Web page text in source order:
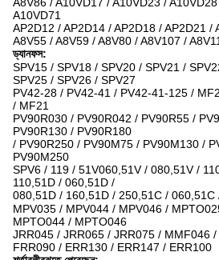
A10VD71
AP2D12 / AP2D14 / AP2D18 / AP2D21 /
A8V55 / A8V59 / A8V80 / A8V107 /
ড্যানফস:
SPV15 / SPV18 / SPV20 / SPV21 /
SPV25 / SPV26 / SPV27
PV42-28 / PV42-41 / PV42-41-125 /
/ MF21
PV90R030 / PV90R042 / PV90R55 /
PV90R130 / PV90R180
/ PV90R250 / PV90M75 / PV90M130 /
PV90M250
SPV6 / 119 / 51V060,51V / 080,51V /
110,51D / 060,51D /
080,51D / 160,51D / 250,51C / 060,51C
MPV035 / MPV044 / MPV046 /
MPTO044 / MPTO046
JRR045 / JRR065 / JRR075 / MMF046
FRR090 / ERR130 / ERR147 / ERR100